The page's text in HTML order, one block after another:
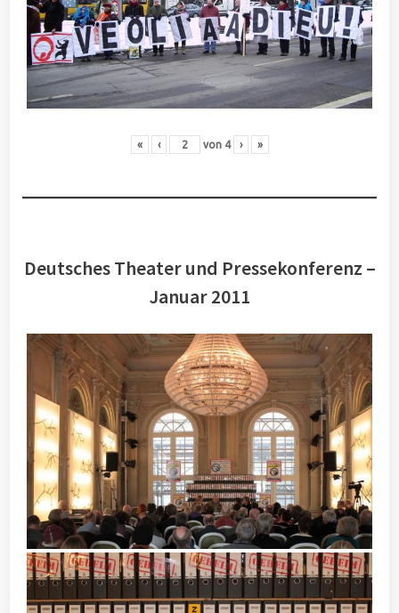
« ‹ von 4 › »
Deutsches Theater und Pressekonferenz –
Januar 2011